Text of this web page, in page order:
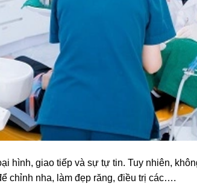
hình, giao tiếp và sự tự tin. Tuy nhiên,
chỉnh nha, làm đẹp răng, điều trị các….